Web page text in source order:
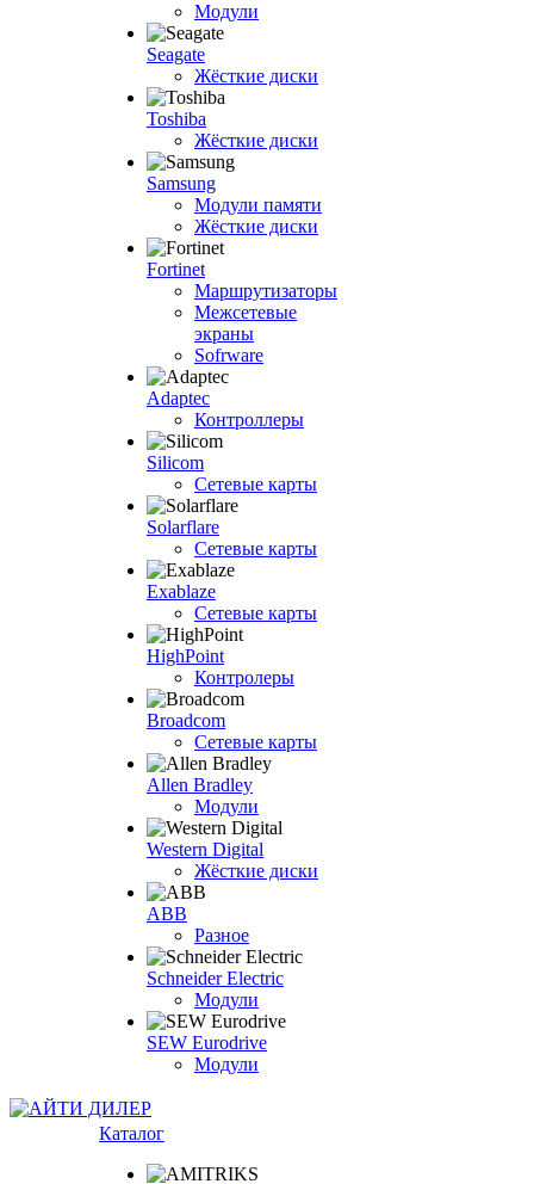
Модули
Seagate
Жёсткие диски
Toshiba
Жёсткие диски
Samsung
Модули памяти
Жёсткие диски
Fortinet
Маршрутизаторы
Межсетевые
экраны
Sofrware
Adaptec
Контроллеры
Silicom
Сетевые карты
Solarflare
Сетевые карты
Exablaze
Сетевые карты
HighPoint
Контролеры
Broadcom
Сетевые карты
Allen Bradley
Модули
Western Digital
Жёсткие диски
ABB
Разное
Schneider Electric
Модули
SEW Eurodrive
Модули
Каталог